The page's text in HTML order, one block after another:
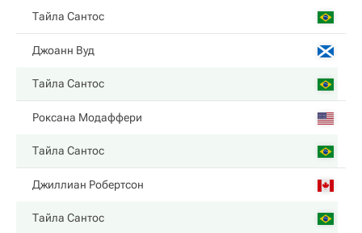
Тайла Сантос
Джоанн Вуд
Тайла Сантос
Роксана Модаффери
Тайла Сантос
Джиллиан Робертсон
Тайла Сантос